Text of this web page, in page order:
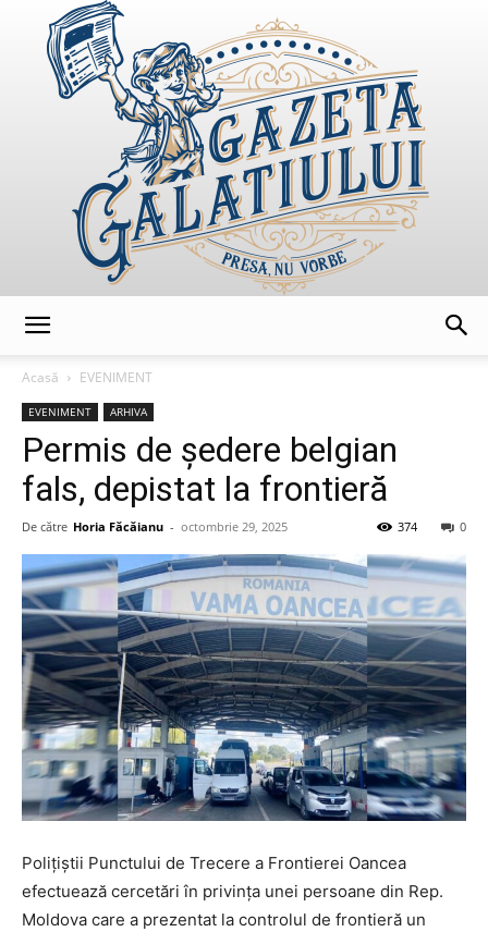
Acasă
EVENIMENT
EVENIMENT ARHIVA
Permis de ședere belgian
fals, depistat la frontieră
De către Horia Făcăianu - octombrie 29, 2025 0
374
Poliţiştii Punctului de Trecere a Frontierei Oancea
efectuează cercetări în privinţa unei persoane din Rep.
Moldova care a prezentat la controlul de frontieră un